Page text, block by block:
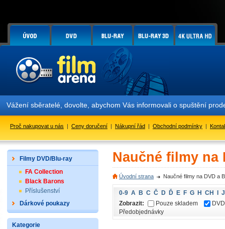
Vážení sběratelé, dovolte, abychom Vás informovali o spuštění
Proč nakupovat u nás | Ceny doručení | Nákupní řád | Obchodní podmínky |
Filmy DVD/Blu-ray
FA Collection
Black Barons
Příslušenství
Dárkové poukazy
Kategorie
Naučné filmy na
Úvodní strana Naučné filmy na DVD a
0-9 A B C Č D Ď E F G H CH
J
Zobrazit:
Pouze skladem
DVD
Předobjednávky